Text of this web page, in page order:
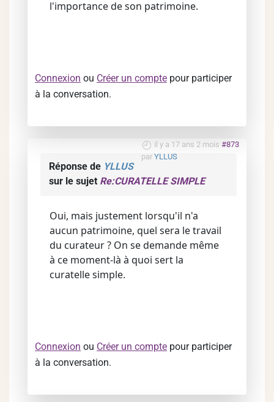
l'importance de son patrimoine.
Connexion ou Créer un compte pour participer
à la conversation.
il y a 17 ans 2 mois #873
par YLLUS
Réponse de YLLUS
sur le sujet Re:CURATELLE SIMPLE
Oui, mais justement lorsqu'il n'a
aucun patrimoine, quel sera le travail
du curateur ? On se demande même
à ce moment-là à quoi sert la
curatelle simple.
Connexion ou Créer un compte pour participer
à la conversation.